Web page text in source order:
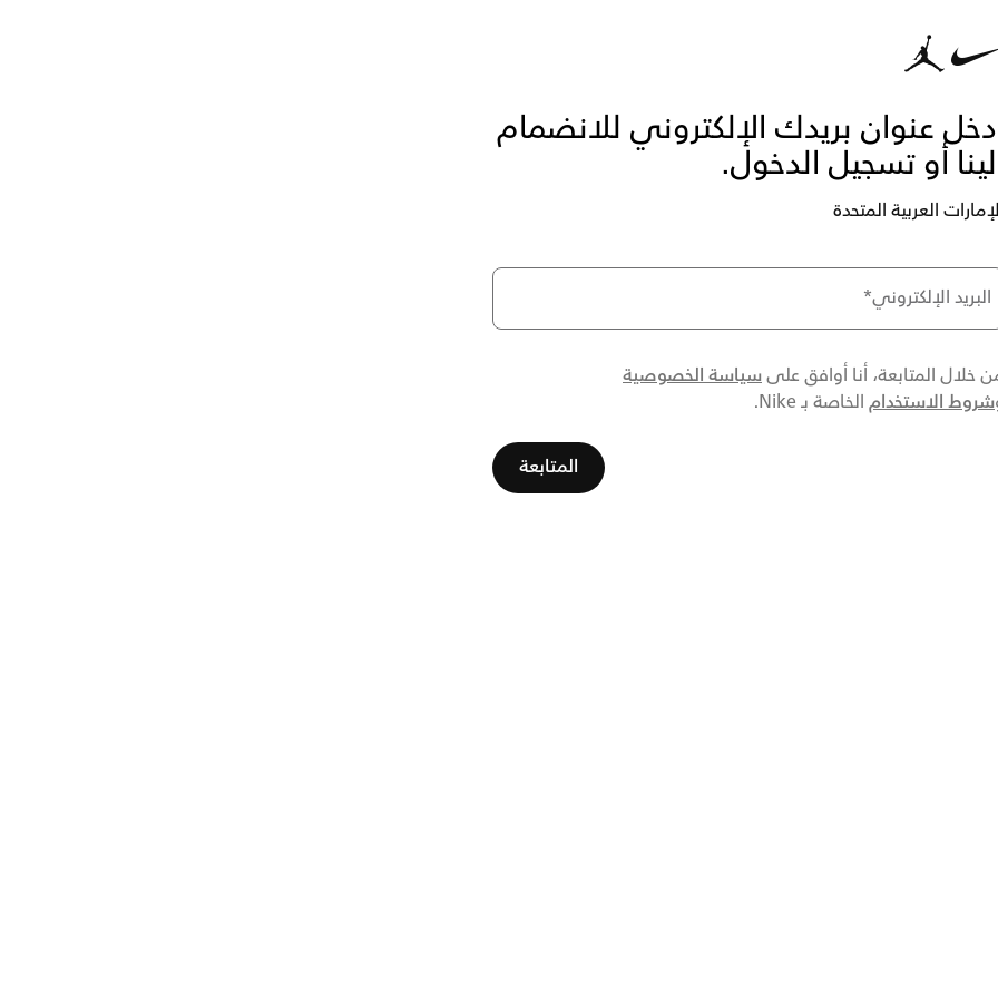
عنوان بريدك الإلكتروني للانضمام
أو تسجيل الدخول.
العربية المتحدة
البريد الإلكتروني*
خلال المتابعة، أنا أوافق علىسياسة الخصوصية
شروط الاستخدام الخاصة بـ Nike.
المتابعة